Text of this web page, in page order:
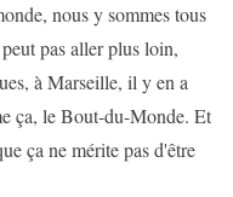
nous y sommes tous
pas aller plus loin,
à Marseille, il y en a
ça, le Bout-du-Monde. Et
ça ne mérite pas d'être